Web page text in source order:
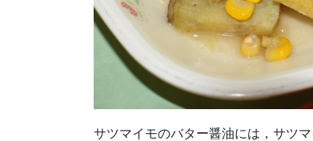
サツマイモのバター醤油には，サツ